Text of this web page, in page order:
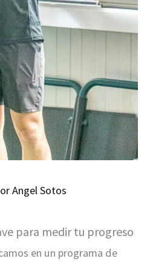
Angel Sotos
para medir tu progreso
en un programa de